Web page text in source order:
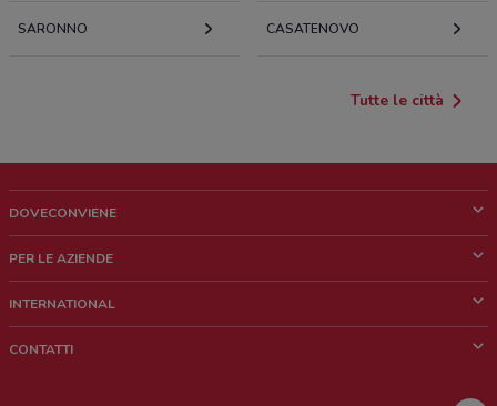
SARONNO CASATENOVO
Tutte le città
DOVECONVIENE
Chi siamo
Lavora con noi
PER LE AZIENDE
Richieste commerciali e marketing
INTERNATIONAL
CONTATTI